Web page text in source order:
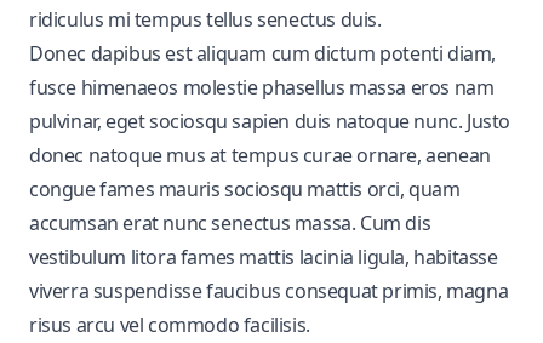
ridiculus mi tempus tellus senectus duis.
Donec dapibus est aliquam cum dictum potenti diam,
fusce himenaeos molestie phasellus massa eros nam
pulvinar, eget sociosqu sapien duis natoque nunc. Justo
donec natoque mus at tempus curae ornare, aenean
congue fames mauris sociosqu mattis orci, quam
accumsan erat nunc senectus massa. Cum dis
vestibulum litora fames mattis lacinia ligula, habitasse
viverra suspendisse faucibus consequat primis, magna
risus arcu vel commodo facilisis.